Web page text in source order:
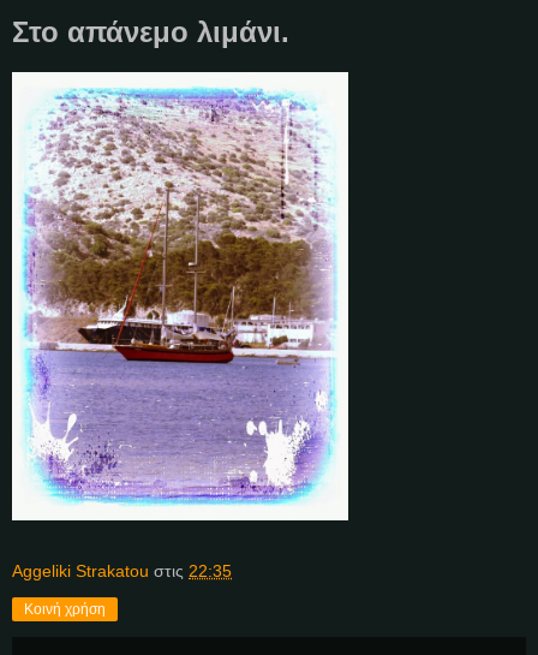
Στο απάνεμο λιμάνι.
Aggeliki Strakatou στις 22:35
Κοινή χρήση